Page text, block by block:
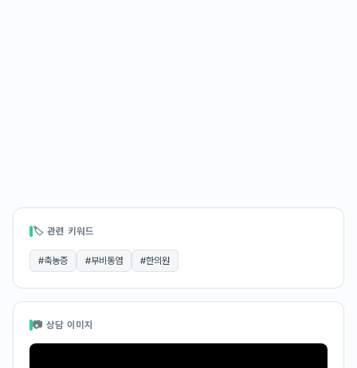
🏷 관련 키워드
#축농증 #부비동염 #한의원
📷 상담 이미지